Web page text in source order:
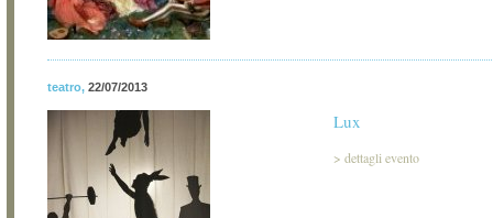
teatro, 22/07/2013
Lux
> dettagli evento